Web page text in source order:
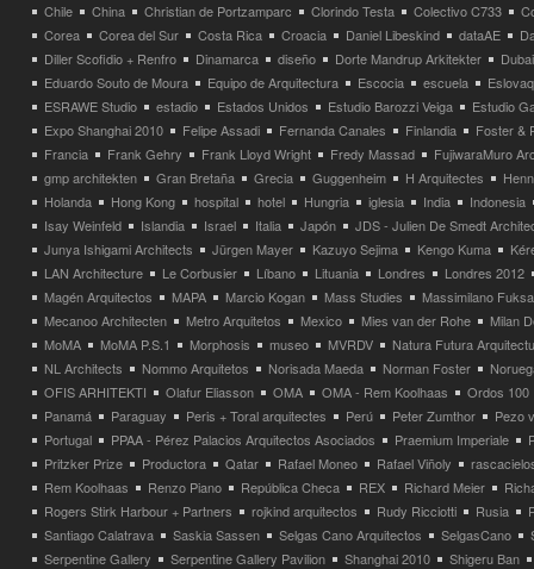
Chile
China Christian de Portzamparc Clorindo Testa Colectivo C733
Corea
Corea del Sur Costa Rica Croacia Daniel Libeskind dataAE
Diller Scofidio + Renfro
Dinamarca diseño Dorte Mandrup Arkitekter
Dubai
Eduardo Souto de Moura
Equipo de Arquitectura Escocia escuela
ESRAWE Studio
estadio Estados Unidos Estudio Barozzi Veiga
Estudio
Expo Shanghai 2010
Felipe Assadi Fernanda Canales Finlandia
Foster &
Francia
Frank Gehry Frank Lloyd Wright Fredy Massad
FujiwaraMuro
gmp architekten
Gran Bretaña Grecia Guggenheim H Arquitectes
Holanda
Hong Kong hospital hotel Hungria iglesia India
Indonesia
Isay Weinfeld
Islandia Israel Italia Japón
JDS - Julien De Smedt
Junya Ishigami Architects
Jürgen Mayer Kazuyo Sejima Kengo Kuma
LAN Architecture
Le Corbusier Líbano Lituania Londres
Londres 2012
Magén Arquitectos
MAPA Marcio Kogan Mass Studies
Massimilano
Mecanoo Architecten
Metro Arquitetos Mexico Mies van der Rohe
Milan
MoMA
MoMA P.S.1 Morphosis museo MVRDV
Natura Futura
NL Architects
Nommo Arquitetos Norisada Maeda Norman Foster
OFIS ARHITEKTI
Olafur Eliasson OMA OMA - Rem Koolhaas
Ordos 100
Panamá
Paraguay Peris + Toral arquitectes Perú Peter Zumthor
Pezo
Portugal
PPAA - Pérez Palacios Arquitectos Asociados Praemium Imperiale
Pritzker Prize
Productora Qatar Rafael Moneo Rafael Viñoly
Rem Koolhaas
Renzo Piano República Checa REX Richard Meier
Rogers Stirk Harbour + Partners
rojkind arquitectos Rudy Ricciotti Rusia
Santiago Calatrava
Saskia Sassen Selgas Cano Arquitectos SelgasCano
Serpentine Gallery
Serpentine Gallery Pavilion Shanghai 2010
Shigeru Ban